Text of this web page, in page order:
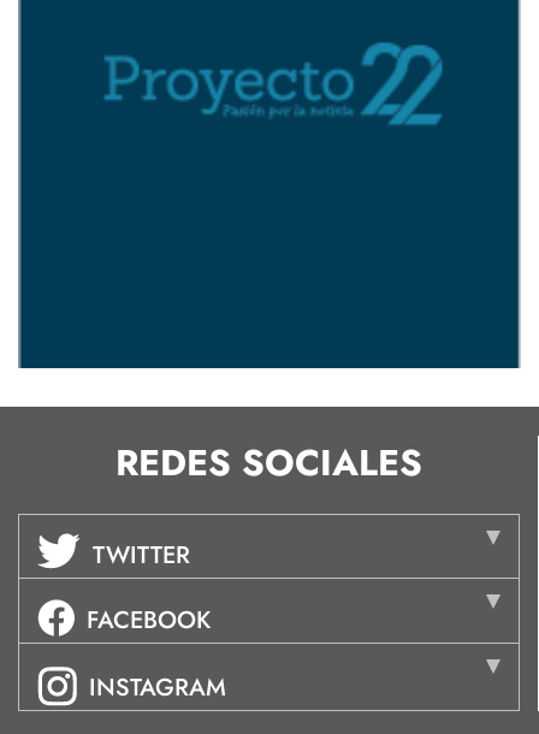
REDES SOCIALES
TWITTER
FACEBOOK
INSTAGRAM